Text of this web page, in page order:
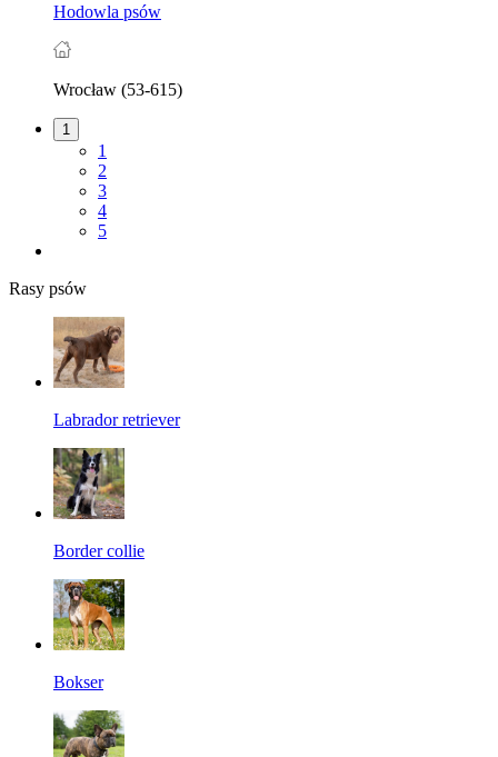
Hodowla psów
Wrocław (53-615)
1
1
2
3
4
5
Rasy psów
Labrador retriever
Border collie
Bokser